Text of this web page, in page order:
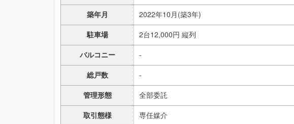
築年月
2022年10月(築3年)
駐車場
2台12,000円 縦列
バルコニー
-
総戸数
-
管理形態
全部委託
取引態様
専任媒介